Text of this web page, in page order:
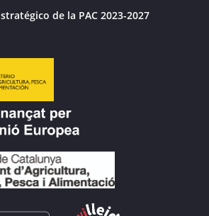
de la PAC 2023-2027